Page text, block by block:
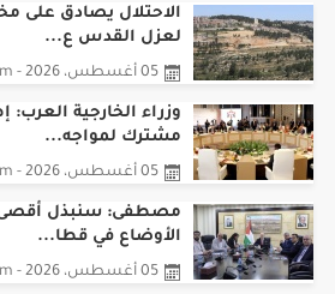
الاحتلال يصادق على
لعزل القدس ع...
05 أغسطس، 2026 - 06:08pm
وزراء الخارجية العرب:
مشترك لمواجه...
مصطفى: سنبذل أقصى
الأوضاع في قطا...